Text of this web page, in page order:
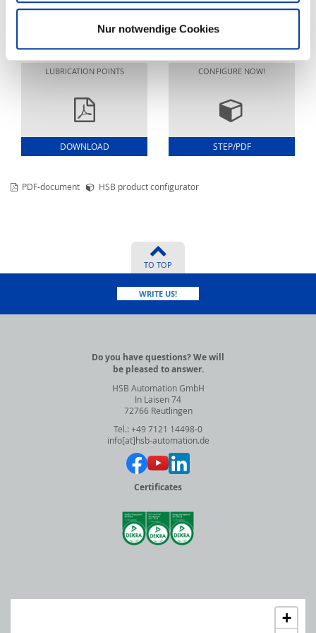
Nur notwendige Cookies
LUBRICATION POINTS
DOWNLOAD
CONFIGURE NOW!
STEP/PDF
PDF-document HSB product configurator
TO TOP
WRITE US!
Do you have questions? We will
be pleased to answer.
HSB Automation GmbH
In Laisen 74
72766 Reutlingen
Tel.: +49 7121 14498-0
info[at]hsb-automation.de
Certificates
+